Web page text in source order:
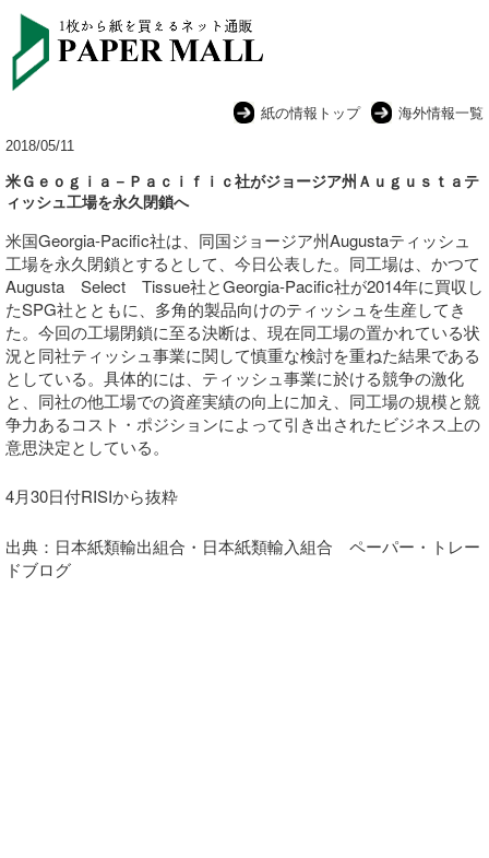
紙の情報トップ
海外情報一覧
2018/05/11
米Ｇｅｏｇｉａ－Ｐａｃｉｆｉｃ社がジョージア州Ａｕｇｕｓｔａテ
ィッシュ工場を永久閉鎖へ
米国Georgia-Pacific社は、同国ジョージア州Augustaティッシュ
工場を永久閉鎖とするとして、今日公表した。同工場は、かつて
Augusta Select Tissue社とGeorgia-Pacific社が2014年に買収し
たSPG社とともに、多角的製品向けのティッシュを生産してき
た。今回の工場閉鎖に至る決断は、現在同工場の置かれている状
況と同社ティッシュ事業に関して慎重な検討を重ねた結果である
としている。具体的には、ティッシュ事業に於ける競争の激化
と、同社の他工場での資産実績の向上に加え、同工場の規模と競
争力あるコスト・ポジションによって引き出されたビジネス上の
意思決定としている。
4月30日付RISIから抜粋
出典：日本紙類輸出組合・日本紙類輸入組合 ペーパー・トレー
ドブログ